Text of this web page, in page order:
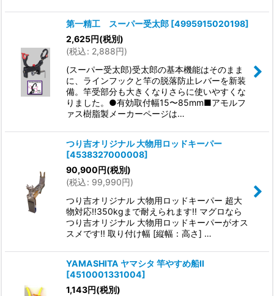
第一精工 スーパー受太郎 [4995915020198]
2,625円(税別)
(税込: 2,888円)
(スーパー受太郎)受太郎の基本機能はそのまま
に、ラインフックと竿の脱落防止レバーを新装
備。竿受部分も大きくなりさらに使いやすくな
りました。●有効取付幅15〜85mm■アモルフ
ァス樹脂製メーカーページは…
つり吉オリジナル 大物用ロッドキーパー
[4538327000008]
90,900円(税別)
(税込: 99,990円)
つり吉オリジナル 大物用ロッドキーパー 超大
物対応!!350kgまで耐えられます!! マグロなら
つり吉オリジナル 大物用ロッドキーパーがオス
スメです!! 取り付け幅 [縦幅：高さ] …
YAMASHITA ヤマシタ 竿やすめ船II
[4510001331004]
1,143円(税別)